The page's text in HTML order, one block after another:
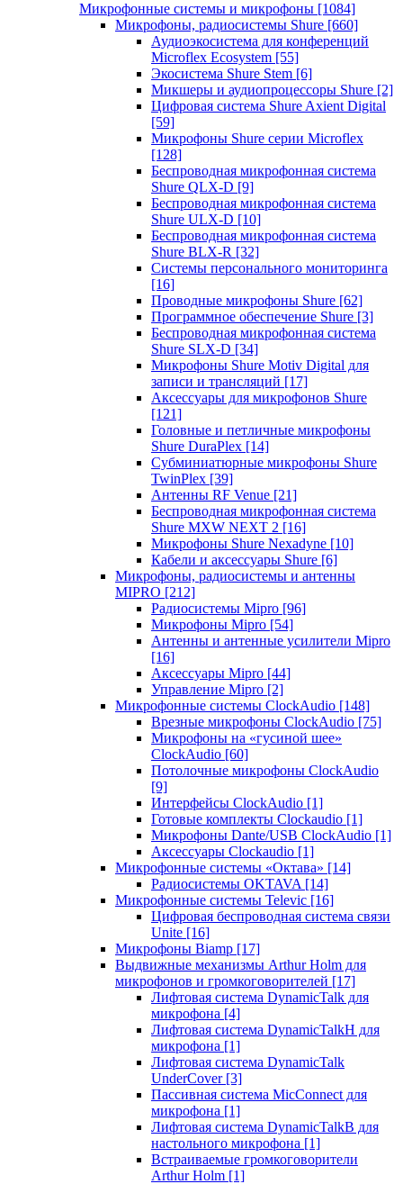
Микрофонные системы и микрофоны [1084]
Микрофоны, радиосистемы Shure [660]
Аудиоэкосистема для конференций
Microflex Ecosystem [55]
Экосистема Shure Stem [6]
Микшеры и аудиопроцессоры Shure [2]
Цифровая система Shure Axient Digital
[59]
Микрофоны Shure серии Microflex
[128]
Беспроводная микрофонная система
Shure QLX-D [9]
Беспроводная микрофонная система
Shure ULX-D [10]
Беспроводная микрофонная система
Shure BLX-R [32]
Системы персонального мониторинга
[16]
Проводные микрофоны Shure [62]
Программное обеспечение Shure [3]
Беспроводная микрофонная система
Shure SLX-D [34]
Микрофоны Shure Motiv Digital для
записи и трансляций [17]
Аксессуары для микрофонов Shure
[121]
Головные и петличные микрофоны
Shure DuraPlex [14]
Субминиатюрные микрофоны Shure
TwinPlex [39]
Антенны RF Venue [21]
Беспроводная микрофонная система
Shure MXW NEXT 2 [16]
Микрофоны Shure Nexadyne [10]
Кабели и аксессуары Shure [6]
Микрофоны, радиосистемы и антенны
MIPRO [212]
Радиосистемы Mipro [96]
Микрофоны Mipro [54]
Антенны и антенные усилители Mipro
[16]
Аксессуары Mipro [44]
Управление Mipro [2]
Микрофонные системы ClockAudio [148]
Врезные микрофоны ClockAudio [75]
Микрофоны на «гусиной шее»
ClockAudio [60]
Потолочные микрофоны ClockAudio
[9]
Интерфейсы ClockAudio [1]
Готовые комплекты Clockaudio [1]
Микрофоны Dante/USB ClockAudio [1]
Аксессуары Clockaudio [1]
Микрофонные системы «Октава» [14]
Радиосистемы OKTAVA [14]
Микрофонные системы Televic [16]
Цифровая беспроводная система связи
Unite [16]
Микрофоны Biamp [17]
Выдвижные механизмы Arthur Holm для
микрофонов и громкоговорителей [17]
Лифтовая система DynamicTalk для
микрофона [4]
Лифтовая система DynamicTalkH для
микрофона [1]
Лифтовая система DynamicTalk
UnderCover [3]
Пассивная система MicConnect для
микрофона [1]
Лифтовая система DynamicTalkB для
настольного микрофона [1]
Встраиваемые громкоговорители
Arthur Holm [1]